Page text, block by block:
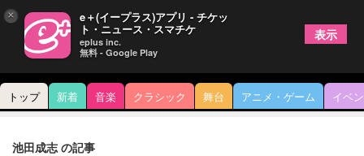
トップ 新着 音楽 クラシック 舞台 アニメ・ゲーム イベ
池田成志 の記事
× e＋(イープラス)アプリ - チケッ
ト・ニュース・スマチケ
eplus inc.
無料 - Google Play
表示